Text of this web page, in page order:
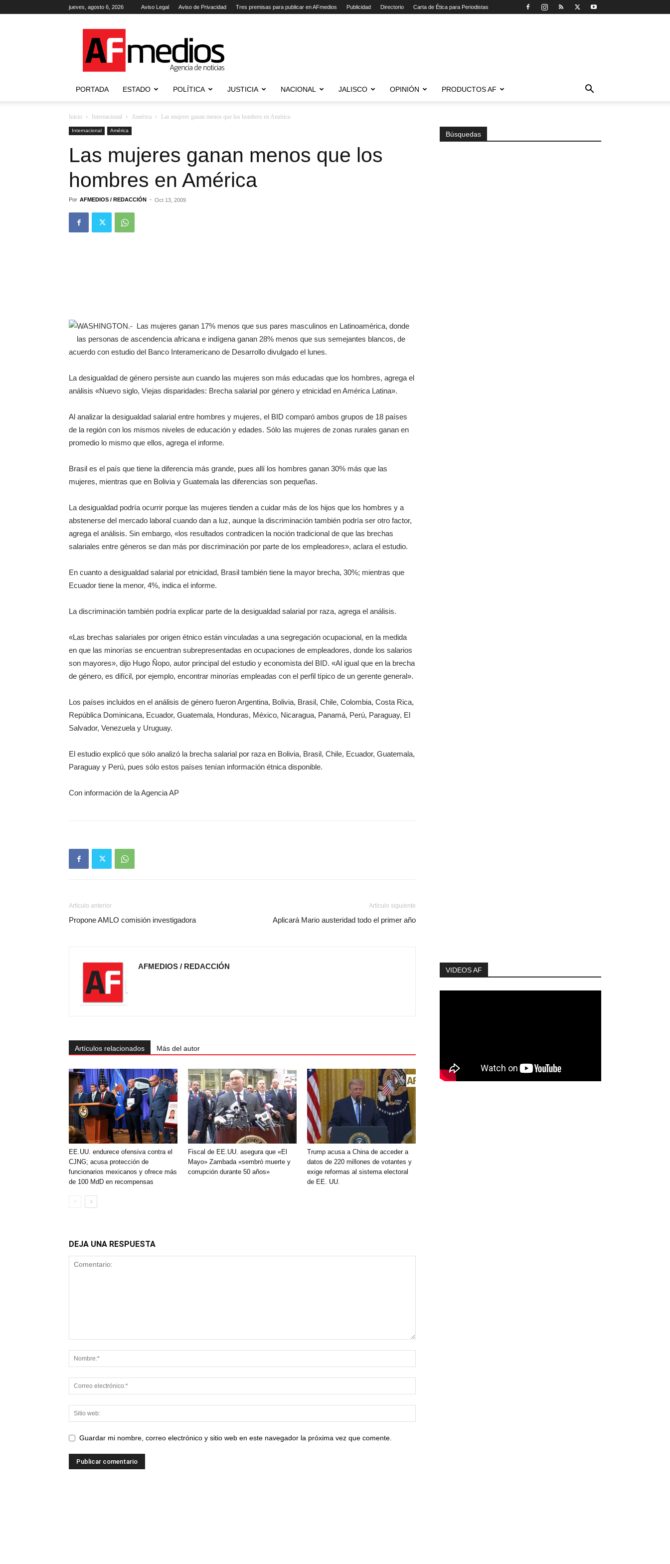
jueves, agosto 6, 2026 Aviso Legal Aviso de Privacidad Tres premisas para publicar en AFmedios Publicidad Directorio Carta de Ética para Periodistas
Agencia
de
Noticias
PORTADA ESTADO POLÍTICA JUSTICIA NACIONAL JALISCO OPINIÓN PRODUCTOS AF
Inicio Internacional América Las mujeres ganan menos que los hombres en América
Internacional América
Las mujeres ganan menos que los
hombres en América
Por AFMEDIOS / REDACCIÓN - Oct 13, 2009
WASHINGTON.- Las mujeres ganan 17% menos que sus pares masculinos en Latinoamérica, donde
las personas de ascendencia africana e indígena ganan 28% menos que sus semejantes blancos, de
acuerdo con estudio del Banco Interamericano de Desarrollo divulgado el lunes.
La desigualdad de género persiste aun cuando las mujeres son más educadas que los hombres, agrega el
análisis «Nuevo siglo, Viejas disparidades: Brecha salarial por género y etnicidad en América Latina».
Al analizar la desigualdad salarial entre hombres y mujeres, el BID comparó ambos grupos de 18 países
de la región con los mismos niveles de educación y edades. Sólo las mujeres de zonas rurales ganan en
promedio lo mismo que ellos, agrega el informe.
Brasil es el país que tiene la diferencia más grande, pues allí los hombres ganan 30% más que las
mujeres, mientras que en Bolivia y Guatemala las diferencias son pequeñas.
La desigualdad podría ocurrir porque las mujeres tienden a cuidar más de los hijos que los hombres y a
abstenerse del mercado laboral cuando dan a luz, aunque la discriminación también podría ser otro factor,
agrega el análisis. Sin embargo, «los resultados contradicen la noción tradicional de que las brechas
salariales entre géneros se dan más por discriminación por parte de los empleadores», aclara el estudio.
En cuanto a desigualdad salarial por etnicidad, Brasil también tiene la mayor brecha, 30%; mientras que
Ecuador tiene la menor, 4%, indica el informe.
La discriminación también podría explicar parte de la desigualdad salarial por raza, agrega el análisis.
«Las brechas salariales por origen étnico están vinculadas a una segregación ocupacional, en la medida
en que las minorías se encuentran subrepresentadas en ocupaciones de empleadores, donde los salarios
son mayores», dijo Hugo Ñopo, autor principal del estudio y economista del BID. «Al igual que en la brecha
de género, es difícil, por ejemplo, encontrar minorías empleadas con el perfil típico de un gerente general».
Los países incluidos en el análisis de género fueron Argentina, Bolivia, Brasil, Chile, Colombia, Costa Rica,
República Dominicana, Ecuador, Guatemala, Honduras, México, Nicaragua, Panamá, Perú, Paraguay, El
Salvador, Venezuela y Uruguay.
El estudio explicó que sólo analizó la brecha salarial por raza en Bolivia, Brasil, Chile, Ecuador, Guatemala,
Paraguay y Perú, pues sólo estos países tenían información étnica disponible.
Con información de la Agencia AP
Artículo anterior
Propone AMLO comisión investigadora
Artículo siguiente
Aplicará Mario austeridad todo el primer año
AFMEDIOS / REDACCIÓN
Artículos relacionados Más del autor
EE.UU. endurece ofensiva contra el
CJNG; acusa protección de
funcionarios mexicanos y ofrece más
de 100 MdD en recompensas
Fiscal de EE.UU. asegura que «El
Mayo» Zambada «sembró muerte y
corrupción durante 50 años»
Trump acusa a China de acceder a
datos de 220 millones de votantes y
exige reformas al sistema electoral
de EE. UU.
DEJA UNA RESPUESTA
Guardar mi nombre, correo electrónico y sitio web en este navegador la próxima vez que comente.
Búsquedas
VIDEOS AF